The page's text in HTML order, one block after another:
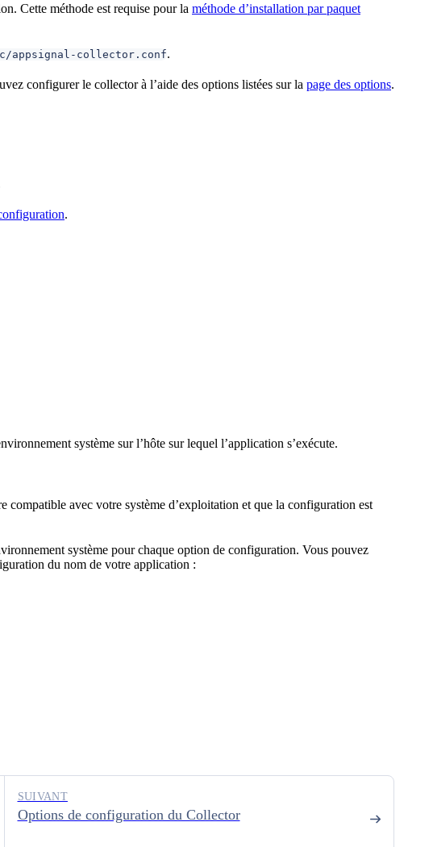
Cette méthode est requise pour la méthode d’installation par paquet
appsignal-collector.conf.
configurer le collector à l’aide des options listées sur la page des options.
.
système sur l’hôte sur lequel l’application s’exécute.
compatible avec votre système d’exploitation et que la configuration est
système pour chaque option de configuration. Vous pouvez
du nom de votre application :
Options de configuration du Collector
SUIVANT